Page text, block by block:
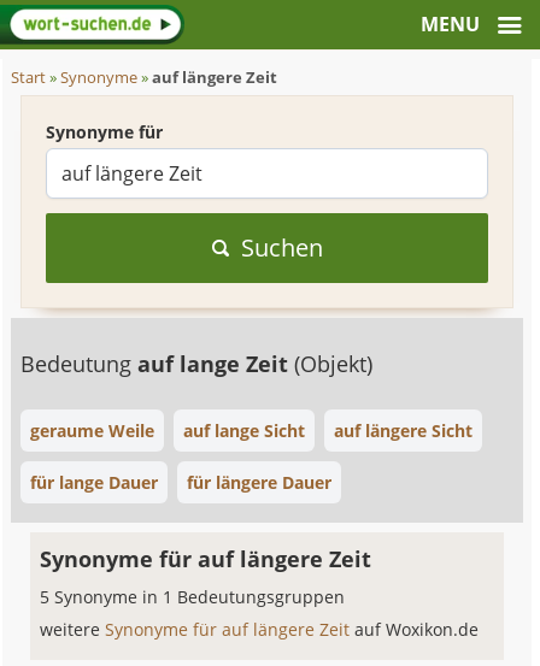
Start»Synonyme»auf längere Zeit
Synonyme für
Suchen
Bedeutungauf lange Zeit(Objekt)
geraume Weile auf lange Sicht auf längere Sicht
für lange Dauer für längere Dauer
Synonyme für auf längere Zeit
5 Synonyme in 1 Bedeutungsgruppen
weitereSynonyme für auf längere Zeitauf Woxikon.de